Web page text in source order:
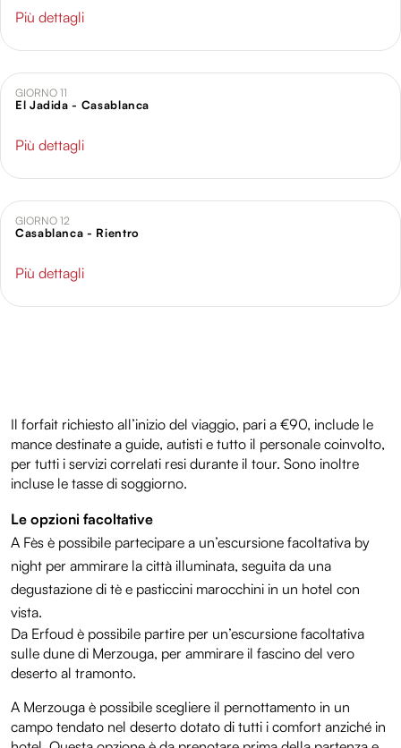
Più dettagli
GIORNO 11
El Jadida - Casablanca
Più dettagli
GIORNO 12
Casablanca - Rientro
Più dettagli
Il forfait richiesto all’inizio del viaggio, pari a €90, include le
mance destinate a guide, autisti e tutto il personale coinvolto,
per tutti i servizi correlati resi durante il tour. Sono inoltre
incluse le tasse di soggiorno.
Le opzioni facoltative
A Fès è possibile partecipare a un’escursione facoltativa by
night per ammirare la città illuminata, seguita da una
degustazione di tè e pasticcini marocchini in un hotel con
vista.
Da Erfoud è possibile partire per un’escursione facoltativa
sulle dune di Merzouga, per ammirare il fascino del vero
deserto al tramonto.
A Merzouga è possibile scegliere il pernottamento in un
campo tendato nel deserto dotato di tutti i comfort anziché in